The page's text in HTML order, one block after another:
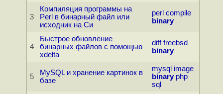
3
Компиляция программы на
Perl в бинарный файл или
исходник на Си
perl compile
binary
4
Быстрое обновление
бинарных файлов с помощью
xdelta
diff freebsd
binary
5
MySQL и хранение картинок в
базе
mysql image
binary php
sql